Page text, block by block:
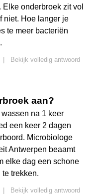
onderbroek zit vol
niet. Hoe langer je
te meer bacteriën
Bekijk volledig antwoord
aan?
na 1 keer
een keer 2 dagen
Microbiologe
Antwerpen beaamt
elke dag een schone
trekken.
Bekijk volledig antwoord